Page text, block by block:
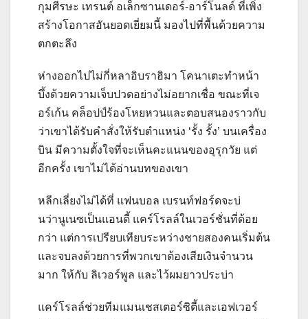
กุมศีรษะ เทรนต์ อเล็กซานเดอร์-อาร์โนลด์ ที่เพิ่ง
สร้างโอกาสอันยอดเยี่ยมนี้ มองไปที่พื้นด้วยความ
ตกตะลึง
ห่างออกไปไม่กี่หลาอิบราฮิมา โคนาเตะทำหน้า
บึ้งด้วยความเจ็บปวดอย่างไม่อยากเชื่อ ขณะที่เจ
อร์เก้น คล็อปป์ร้องโหยหวนและตอบสนองราวกับ
ว่าเขาได้รับคำสั่งให้รับตำแหน่ง ‘รั้ง รั้ง’ บนเครื่อง
บิน มีความตั้งใจที่จะเห็นคะแนนของอุรุกวัย แต่
อีกครั้ง เขาไม่ได้อ่านบทของเขา
หลีกเลี่ยงไม่ได้ที่ แฟนบอล เบรนท์ฟอร์ดจะบ่
นว่านูเนซเป็นแอนดี้ แคร์โรลล์ในเวอร์ชั่นที่ด้อย
กว่า แต่การเปรียบเทียบระหว่างชายสองคนเริ่มต้น
และจบลงด้วยการที่พวกเขาต้องเสียเงินจำนวน
มาก ให้กับ ลิเวอร์พูล และไว้ผมยาวประบ่า
แคร์โรลล์ช่วยทีมแมนเชสเตอร์ซิตี้และเอฟเวอร์